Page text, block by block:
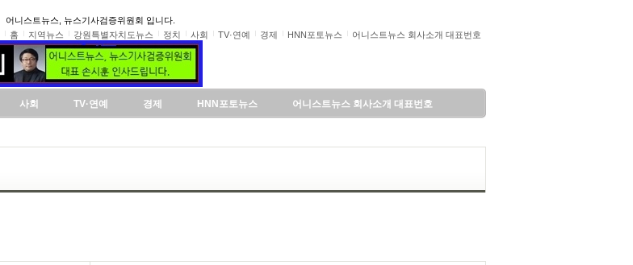
어니스트뉴스, 뉴스기사검증위원회 입니다.
홈 지역뉴스 강원특별자치도뉴스 정치 사회 TV·연예 경제 HNN포토뉴스 어니스트뉴스 회사소개 대표번호
사회 TV·연예 경제 HNN포토뉴스 어니스트뉴스 회사소개 대표번호